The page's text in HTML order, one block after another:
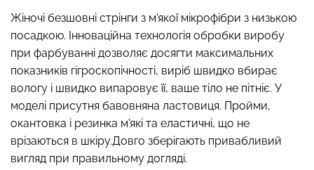
Жіночі безшовні стрінги з м'якої мікрофібри з низькою
посадкою. Інноваційна технологія обробки виробу
при фарбуванні дозволяє досягти максимальних
показників гігроскопічності, виріб швидко вбирає
вологу і швидко випаровує її, ваше тіло не пітніє. У
моделі присутня бавовняна ластовиця. Пройми,
окантовка і резинка м'які та еластичні, що не
врізаються в шкіру.Довго зберігають привабливий
вигляд при правильному догляді.
Безшовний топ на
бретелях CAMI TOP
(білий) Giulia
279 грн.399 грн.
Топ на бретелях в рубчик
CAMI TOP RIB white (білий)
Giulia
299 грн.499 грн.